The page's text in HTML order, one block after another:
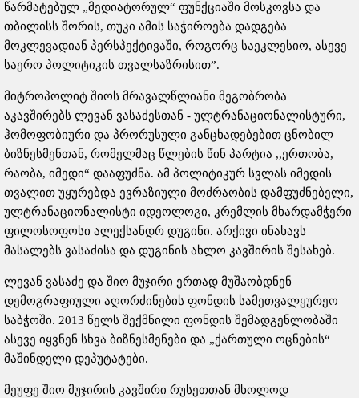
წარმატებულ „მედიატორულ“ ფუნქციაში მოსკოვსა და
თბილისს შორის, თუკი ამის საჭიროება დადგება
მოკლევადიან პერსპექტივაში, როგორც საეკლესიო, ასევე
საერო პოლიტიკის თვალსაზრისით”.
მიტროპოლიტ შიოს მრავალწლიანი მეგობრობა
აკავშირებს ლევან ვასაძესთან - ულტრანაციონალისტური,
ჰომოფობიური და პრორუსული განცხადებებით ცნობილ
ბიზნესმენთან, რომელმაც წლების წინ პარტია ,,ერთობა,
რაობა, იმედი“ დააფუძნა. ამ პოლიტიკურ სვლას იმედის
თვალით უყურებდა ევრაზიული მოძრაობის დამფუძნებელი,
ულტრანაციონალისტი იდეოლოგი, კრემლის მხარდამჭერი
ფილოსოფოსი ალექსანდრ დუგინი. არქივი ინახავს
მასალებს ვასაძისა და დუგინის ახლო კავშირის შესახებ.
ლევან ვასაძე და შიო მუჯირი ერთად მუშაობდნენ
დემოგრაფიული აღორძინების ფონდის სამეთვალყურეო
საბჭოში. 2013 წელს შექმნილი ფონდის შემადგენლობაში
ასევე იყვნენ სხვა ბიზნესმენები და „ქართული ოცნების“
მაშინდელი დეპუტატები.
მეუფე შიო მუჯირის კავშირი რუსეთთან მხოლოდ